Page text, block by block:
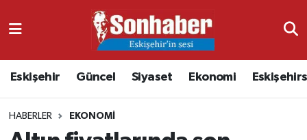
Eskişehir Güncel Siyaset Ekonomi
HABERLER EKONOMI
Ekonomi
Nöbetçi Eczaneler
Namaz Vakitleri